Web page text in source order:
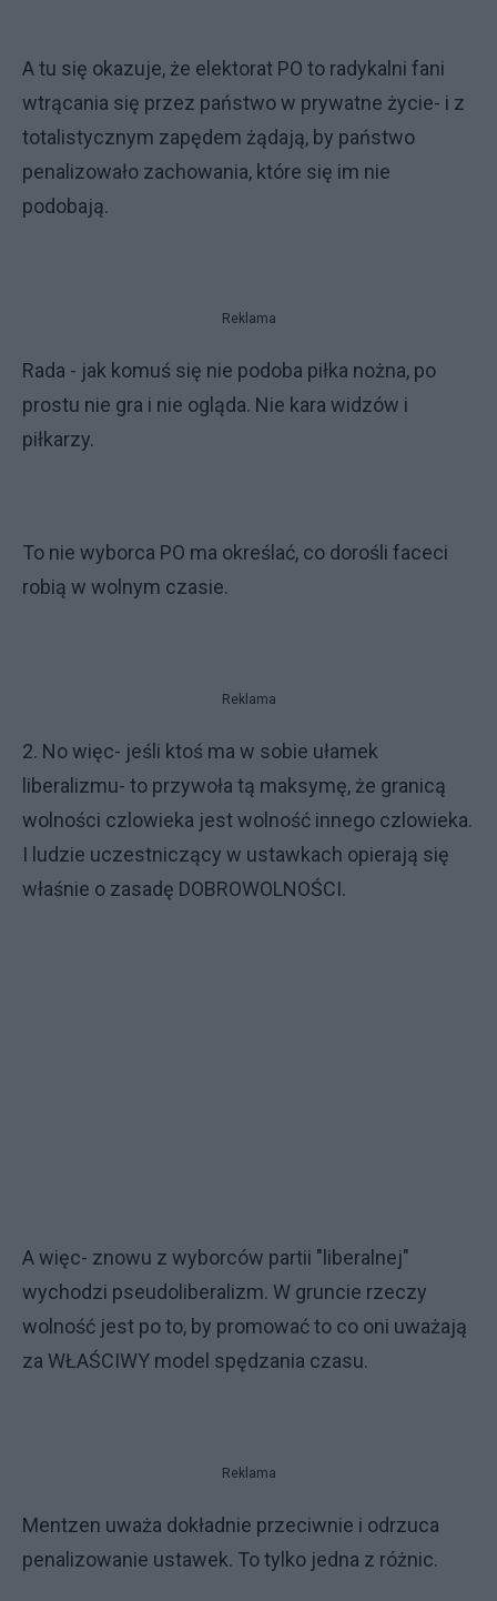
A tu się okazuje, że elektorat PO to radykalni fani
wtrącania się przez państwo w prywatne życie- i z
totalistycznym zapędem żądają, by państwo
penalizowało zachowania, które się im nie
podobają.
Reklama
Rada - jak komuś się nie podoba piłka nożna, po
prostu nie gra i nie ogląda. Nie kara widzów i
piłkarzy.
To nie wyborca PO ma określać, co dorośli faceci
robią w wolnym czasie.
Reklama
2. No więc- jeśli ktoś ma w sobie ułamek
liberalizmu- to przywoła tą maksymę, że granicą
wolności czlowieka jest wolność innego czlowieka.
I ludzie uczestniczący w ustawkach opierają się
właśnie o zasadę DOBROWOLNOŚCI.
A więc- znowu z wyborców partii "liberalnej"
wychodzi pseudoliberalizm. W gruncie rzeczy
wolność jest po to, by promować to co oni uważają
za WŁAŚCIWY model spędzania czasu.
Reklama
Mentzen uważa dokładnie przeciwnie i odrzuca
penalizowanie ustawek. To tylko jedna z różnic.